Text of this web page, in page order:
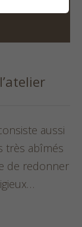
aussi
très abîmés
de redonner